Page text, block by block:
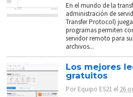
En el mundo de la
administración de
Transfer Protocol)
programas permiten
servidor remoto para
archivos...
Los mejores
gratuitos
PorEquipo ES21 el 26